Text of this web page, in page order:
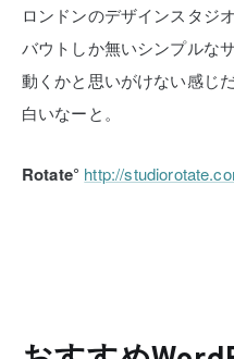
ロンドンのデザインスタジ
バウトしか無いシンプルな
動くかと思いがけない感じ
白いなーと。
Rotate° http://